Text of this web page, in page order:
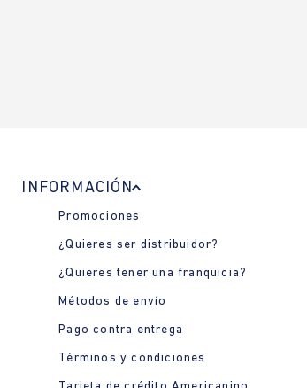
INFORMACIÓN
Promociones
¿Quieres ser distribuidor?
¿Quieres tener una franquicia?
Métodos de envío
Pago contra entrega
Términos y condiciones